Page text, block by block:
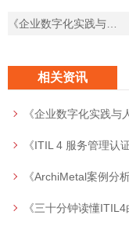
相关资讯
《企业数字化实践
《ITIL 4 服务管理认
《ArchiMetal案例分
《三十分钟读懂